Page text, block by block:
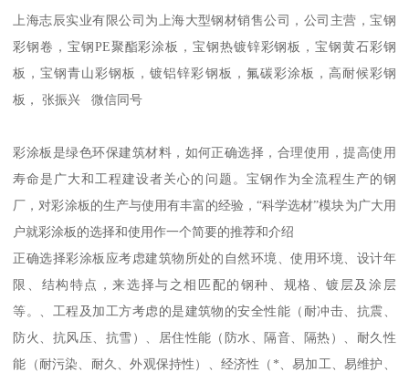
上海志辰实业有限公司为上海大型钢材销售公司，公司主营，宝钢
彩钢卷，宝钢PE聚酯彩涂板，宝钢热镀锌彩钢板，宝钢黄石彩钢
板，宝钢青山彩钢板，镀铝锌彩钢板，氟碳彩涂板，高耐候彩钢
板， 张振兴 微信同号
彩涂板是绿色环保建筑材料，如何正确选择，合理使用，提高使用
寿命是广大和工程建设者关心的问题。宝钢作为全流程生产的钢
厂，对彩涂板的生产与使用有丰富的经验，“科学选材”模块为广大用
户就彩涂板的选择和使用作一个简要的推荐和介绍
正确选择彩涂板应考虑建筑物所处的自然环境、使用环境、设计年
限、结构特点，来选择与之相匹配的钢种、规格、镀层及涂层
等。、工程及加工方考虑的是建筑物的安全性能（耐冲击、抗震、
防火、抗风压、抗雪）、居住性能（防水、隔音、隔热）、耐久性
能（耐污染、耐久、外观保持性）、经济性（*、易加工、易维护、